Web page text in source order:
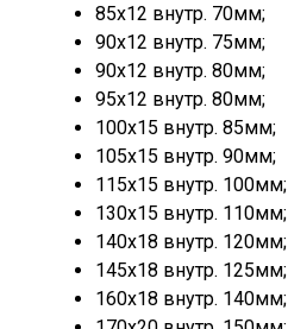
85х12 внутр. 70мм;
90х12 внутр. 75мм;
90х12 внутр. 80мм;
95х12 внутр. 80мм;
100х15 внутр. 85мм;
105х15 внутр. 90мм;
115х15 внутр. 100мм;
130х15 внутр. 110мм;
140х18 внутр. 120мм;
145х18 внутр. 125мм;
160х18 внутр. 140мм;